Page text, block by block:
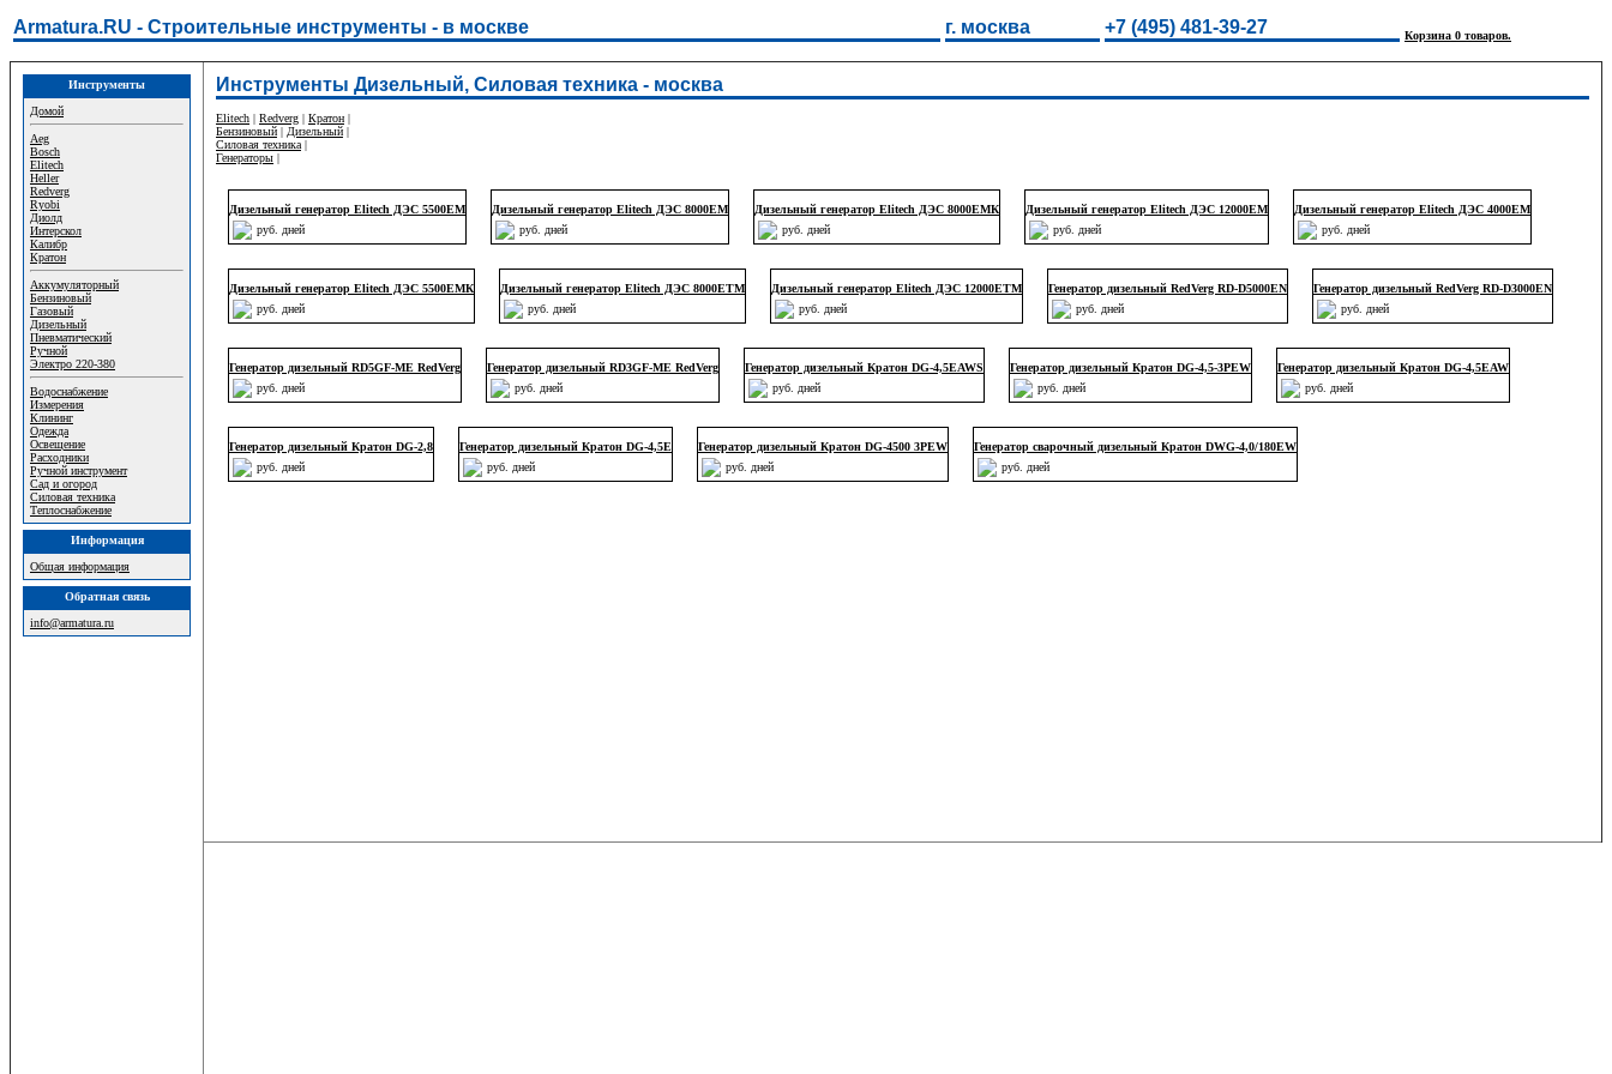
Armatura.RU - Строительные инструменты - в москве г. москва +7 (495) 481-39-27 Корзина 0 товаров.
Инструменты
Домой
Aeg
Bosch
Elitech
Heller
Redverg
Ryobi
Диолд
Интерскол
Калибр
Кратон
Аккумуляторный
Бензиновый
Газовый
Дизельный
Пневматический
Ручной
Электро 220-380
Водоснабжение
Измерения
Клининг
Одежда
Освещение
Расходники
Ручной инструмент
Сад и огород
Силовая техника
Теплоснабжение
Информация
Общая информация
Обратная связь
info@armatura.ru
Инструменты Дизельный, Силовая техника - москва
Elitech | Redverg | Кратон |
Бензиновый | Дизельный |
Силовая техника |
Генераторы |
Дизельный генератор Elitech ДЭС 5500ЕМ
руб. дней
Дизельный генератор Elitech ДЭС 8000ЕМ
руб. дней
Дизельный генератор Elitech ДЭС 8000ЕМК
руб. дней
Дизельный генератор Elitech ДЭС 12000ЕМ
руб. дней
Дизельный генератор Elitech ДЭС 4000ЕМ
руб. дней
Дизельный генератор Elitech ДЭС 5500ЕМК
руб. дней
Дизельный генератор Elitech ДЭС 8000ЕТМ
руб. дней
Дизельный генератор Elitech ДЭС 12000ЕТМ
руб. дней
Генератор дизельный RedVerg RD-D5000EN
руб. дней
Генератор дизельный RedVerg RD-D3000EN
руб. дней
Генератор дизельный RD5GF-ME RedVerg
руб. дней
Генератор дизельный RD3GF-ME RedVerg
руб. дней
Генератор дизельный Кратон DG-4,5EAWS
руб. дней
Генератор дизельный Кратон DG-4,5-3PEW
руб. дней
Генератор дизельный Кратон DG-4,5EAW
руб. дней
Генератор дизельный Кратон DG-2,8
руб. дней
Генератор дизельный Кратон DG-4,5E
руб. дней
Генератор дизельный Кратон DG-4500 3PEW
руб. дней
Генератор сварочный дизельный Кратон DWG-4,0/180EW
руб. дней